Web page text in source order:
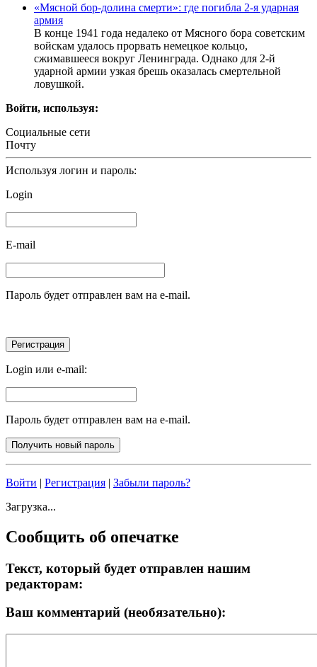
«Мясной бор-долина смерти»: где погибла 2-я ударная
армия
В конце 1941 года недалеко от Мясного бора советским
войскам удалось прорвать немецкое кольцо,
сжимавшееся вокруг Ленинграда. Однако для 2-й
ударной армии узкая брешь оказалась смертельной
ловушкой.
Войти, используя:
Социальные сети
Почту
Используя логин и пароль:
Login
E-mail
Пароль будет отправлен вам на e-mail.
Login или e-mail:
Пароль будет отправлен вам на e-mail.
Войти | Регистрация | Забыли пароль?
Загрузка...
Сообщить об опечатке
Текст, который будет отправлен нашим
редакторам:
Ваш комментарий (необязательно):